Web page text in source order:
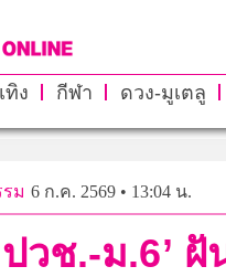
ทิง กีฬา ดวง-มูเตลู
ม 6 ก.ค. 2569 • 13:04 น.
ปวช.-ม.6’